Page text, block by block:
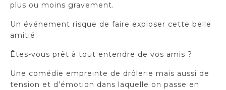
plus ou moins gravement.
Un événement risque de faire exploser cette belle
amitié.
Êtes-vous prêt à tout entendre de vos amis ?
Une comédie empreinte de drôlerie mais aussi de
tension et d’émotion dans laquelle on passe en